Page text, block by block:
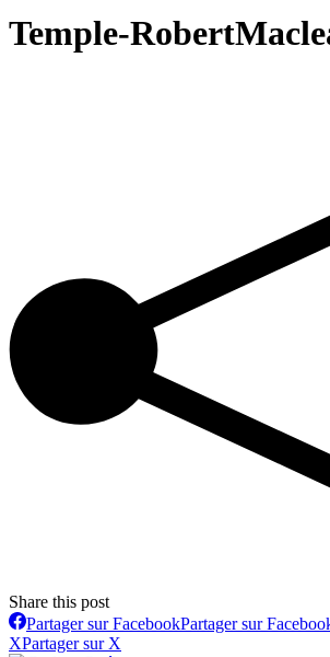
Temple-
Share this post
Partager sur FacebookPartager sur
XPartager sur X